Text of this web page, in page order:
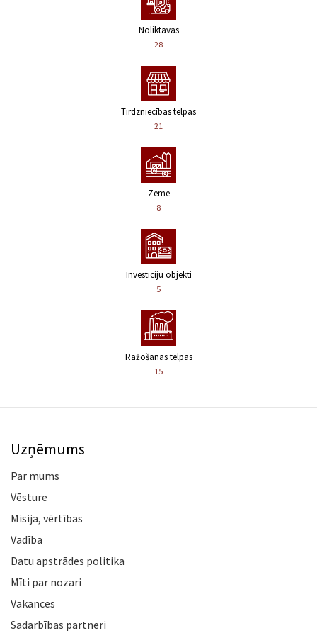
Noliktavas
28
Tirdzniecības telpas
21
Zeme
8
Investīciju objekti
5
Ražošanas telpas
15
Uzņēmums
Par mums
Vēsture
Misija, vērtības
Vadība
Datu apstrādes politika
Mīti par nozari
Vakances
Sadarbības partneri